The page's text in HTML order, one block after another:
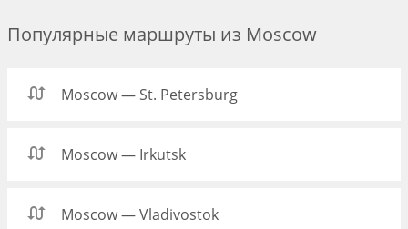
Популярные маршруты из Moscow
Moscow — St. Petersburg
Moscow — Irkutsk
Moscow — Vladivostok